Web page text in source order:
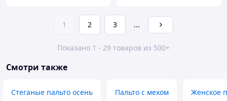
1 2 3 ...
Показано 1 - 29 товаров из 500+
Смотри также
Стеганые пальто осень Пальто с мехом Женское